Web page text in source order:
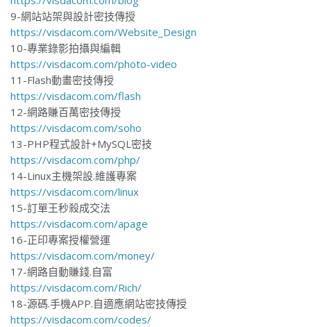
9-網站站架與設計密技傳授
https://visdacom.com/Website_Design
10-專業錄影拍攝與編輯
https://visdacom.com/photo-video
11-Flash動畫密技傳授
https://visdacom.com/flash
12-網路賺百萬密技傳授
https://visdacom.com/soho
13-PHP程式設計+MySQL密技
https://visdacom.com/php/
14-Linux主機架設.維護專案
https://visdacom.com/linux
15-訂單王秒殺成交法
https://visdacom.com/apage
16-正印專案授權營運
https://visdacom.com/money/
17-網路自動賺錢.自富
https://visdacom.com/Rich/
18-源碼.手機APP.自適應網站密技傳授
https://visdacom.com/codes/